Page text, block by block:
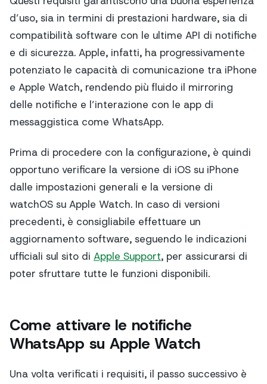
d’uso, sia in termini di prestazioni hardware, sia di
compatibilità software con le ultime API di notifiche
e di sicurezza. Apple, infatti, ha progressivamente
potenziato le capacità di comunicazione tra iPhone
e Apple Watch, rendendo più fluido il mirroring
delle notifiche e l’interazione con le app di
messaggistica come WhatsApp.
Prima di procedere con la configurazione, è quindi
opportuno verificare la versione di iOS su iPhone
dalle impostazioni generali e la versione di
watchOS su Apple Watch. In caso di versioni
precedenti, è consigliabile effettuare un
aggiornamento software, seguendo le indicazioni
ufficiali sul sito di Apple Support, per assicurarsi di
poter sfruttare tutte le funzioni disponibili.
Come attivare le notifiche
WhatsApp su Apple Watch
Una volta verificati i requisiti, il passo successivo è